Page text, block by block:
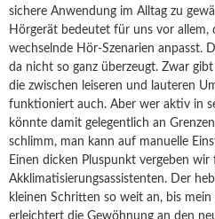
sichere Anwendung im Alltag zu
Hörgerät bedeutet für uns vor allem,
wechselnde Hör-Szenarien anpasst.
da nicht so ganz überzeugt. Zwar
die zwischen leiseren und lauteren
funktioniert auch. Aber wer aktiv in
könnte damit gelegentlich an
schlimm, man kann auf manuelle
Einen dicken Pluspunkt vergeben
Akklimatisierungsassistenten. Der
kleinen Schritten so weit an, bis
erleichtert die Gewöhnung an den